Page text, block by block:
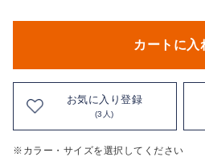
カートに入
お気に入り登録
(3人)
※カラー・サイズを選択してください